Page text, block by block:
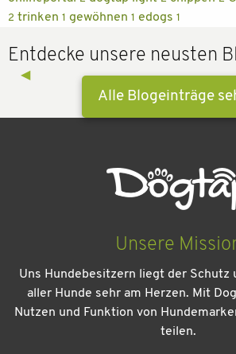
2 trinken 1 gewöhnen 1 edogs 1
Entdecke unsere neusten
Previous Slide
◀︎
Kein Urlaub ohne meinen Hund:
Alle Blogeinträge
Unsere
Uns Hundebesitzern liegt der Schutz
aller Hunde sehr am Herzen. Mit
Nutzen und Funktion von
teilen.